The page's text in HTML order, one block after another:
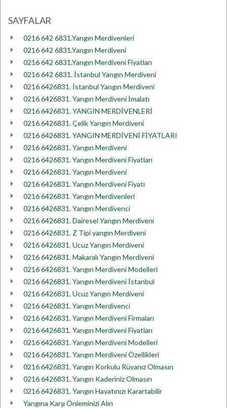
SAYFALAR
0216 642 6831.Yangın Merdivenleri
0216 642 6831.Yangın Merdiveni
0216 642 6831.Yangın Merdiveni Fiyatları
0216 642 6831. İstanbul Yangın Merdiveni
0216 6426831. İstanbul Yangın Merdiveni
0216 6426831. Yangın Merdiveni İmalatı
0216 6426831. YANGIN MERDİVENLERİ
0216 6426831. Çelik Yangın Merdiveni
0216 6426831. YANGIN MERDİVENİ FİYATLARI
0216 6426831. Yangın Merdiveni
0216 6426831. Yangın Merdiveni Fiyatları
0216 6426831. Yangın Merdiveni
0216 6426831. Yangın Merdiveni Fiyatı
0216 6426831. Yangın Merdivenleri
0216 6426831. Yangın Merdivenci
0216 6426831. Dairesel Yangın Merdiveni
0216 6426831. Z Tipi yangın Merdiveni
0216 6426831. Ucuz Yangın Merdiveni
0216 6426831. Makaralı Yangın Merdiveni
0216 6426831. Yangın Merdiveni Modelleri
0216 6426831. Yangın Merdiveni İstanbul
0216 6426831. Ucuz Yangın Merdiveni
0216 6426831. Yangın Merdivenci
0216 6426831. Yangın Merdiveni Firmaları
0216 6426831. Yangın Merdiveni Fiyatları
0216 6426831. Yangın Merdiveni Modelleri
0216 6426831. Yangın Merdiveni Özellikleri
0216 6426831. Yangın Korkulu Rüyanız Olmasın
0216 6426831. Yangın Kaderiniz Olmasın
0216 6426831. Yangın Hayatınızı Karartabilir
Yangına Karşı Önleminizi Alın